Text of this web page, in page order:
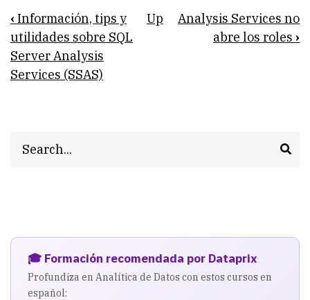
Book
traversal
links
for
Services
‹ Información, tips y
utilidades sobre SQL
Server Analysis
Services (SSAS)
Up
Analysis Services no
abre los roles ›
🎓 Formación recomendada por Dataprix
Profundiza en Analítica de Datos con estos cursos en
español: